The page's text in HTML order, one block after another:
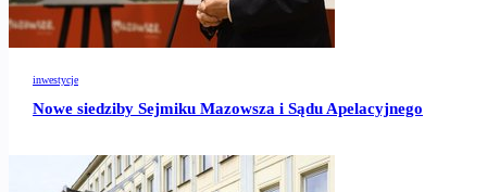
inwestycje
Nowe siedziby Sejmiku Mazowsza i Sądu Apelacyjnego